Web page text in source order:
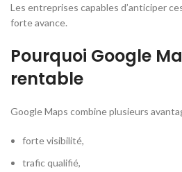
Les entreprises capables d’anticiper
forte avance.
Pourquoi Google
rentable
Google Maps combine plusieurs
forte visibilité,
trafic qualifié,